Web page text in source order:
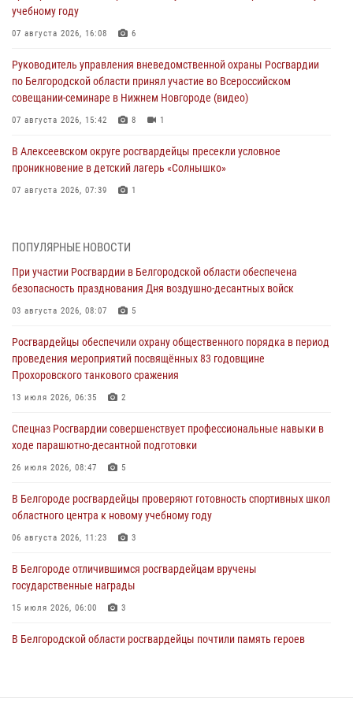
учебному году
07 августа 2026, 16:08 6
Руководитель управления вневедомственной охраны Росгвардии
по Белгородской области принял участие во Всероссийском
совещании-семинаре в Нижнем Новгороде (видео)
07 августа 2026, 15:42 8 1
В Алексеевском округе росгвардейцы пресекли условное
проникновение в детский лагерь «Солнышко»
07 августа 2026, 07:39 1
Подвиги героев‑росгвардейцев увековечили в новой музейной
экспозиции белгородского музея‑диорамы «Курская битва.
06 августа 2026, 12:05 3
В Белгороде росгвардейцы проверяют готовность спортивных школ
областного центра к новому учебному году
Росгвардия обеспечила общественную безопасность празднования
83-й годовщины освобождения г. Белгорода от немецко -
06 августа 2026, 06:54 3
Офицеры Росгвардии и ветераны войск правопорядка почтили
05 августа 2026, 17:12 2
ПОПУЛЯРНЫЕ НОВОСТИ
При участии Росгвардии в Белгородской области обеспечена
безопасность празднования Дня воздушно-десантных войск
03 августа 2026, 08:07 5
Росгвардейцы обеспечили охрану общественного порядка в период
проведения мероприятий посвящённых 83 годовщине
Прохоровского танкового сражения
13 июля 2026, 06:35 2
Спецназ Росгвардии совершенствует профессиональные навыки в
ходе парашютно-десантной подготовки
26 июля 2026, 08:47 5
В Белгороде росгвардейцы проверяют готовность спортивных школ
областного центра к новому учебному году
06 августа 2026, 11:23 3
В Белгороде отличившимся росгвардейцам вручены
государственные награды
15 июля 2026, 06:00 3
В Белгородской области росгвардейцы почтили память героев